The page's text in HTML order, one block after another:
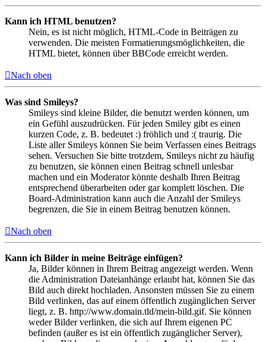
Kann ich HTML benutzen?
Nein, es ist nicht möglich, HTML-Code in Beiträgen zu
verwenden. Die meisten Formatierungsmöglichkeiten, die
HTML bietet, können über BBCode erreicht werden.
Nach oben
Was sind Smileys?
Smileys sind kleine Bilder, die benutzt werden können, um
ein Gefühl auszudrücken. Für jeden Smiley gibt es einen
kurzen Code, z. B. bedeutet :) fröhlich und :( traurig. Die
Liste aller Smileys können Sie beim Verfassen eines Beitrags
sehen. Versuchen Sie bitte trotzdem, Smileys nicht zu häufig
zu benutzen, sie können einen Beitrag schnell unlesbar
machen und ein Moderator könnte deshalb Ihren Beitrag
entsprechend überarbeiten oder gar komplett löschen. Die
Board-Administration kann auch die Anzahl der Smileys
begrenzen, die Sie in einem Beitrag benutzen können.
Nach oben
Kann ich Bilder in meine Beiträge einfügen?
Ja, Bilder können in Ihrem Beitrag angezeigt werden. Wenn
die Administration Dateianhänge erlaubt hat, können Sie das
Bild auch direkt hochladen. Ansonsten müssen Sie zu einem
Bild verlinken, das auf einem öffentlich zugänglichen Server
liegt, z. B. http://www.domain.tld/mein-bild.gif. Sie können
weder Bilder verlinken, die sich auf Ihrem eigenen PC
befinden (außer es ist ein öffentlich zugänglicher Server),